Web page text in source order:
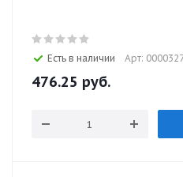
Есть в наличии Арт:
476.25 руб.